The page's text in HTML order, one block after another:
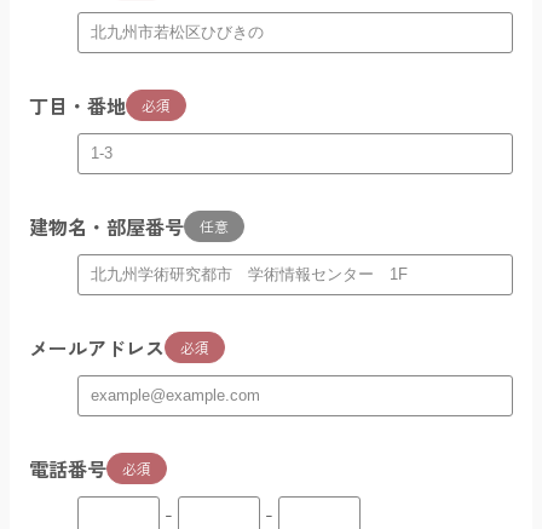
丁目・番地 必須
建物名・部屋番号 任意
メールアドレス 必須
電話番号 必須
- -